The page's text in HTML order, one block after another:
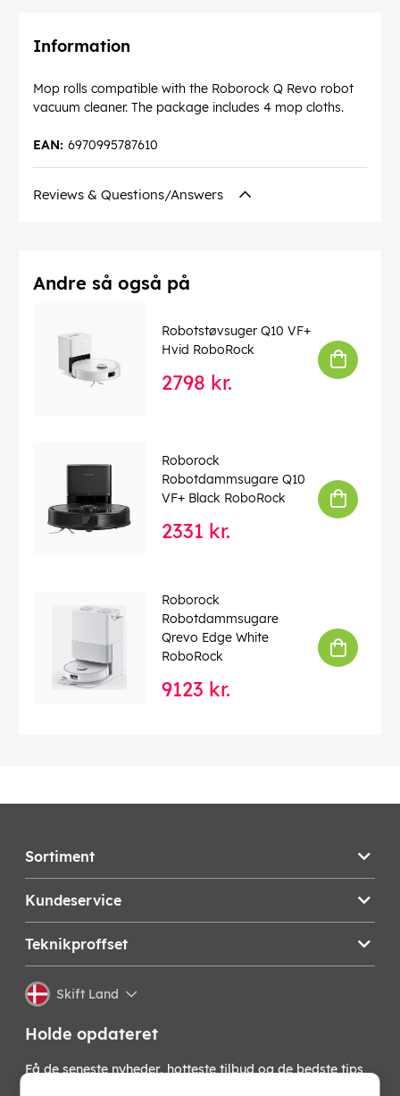
Information
Mop rolls compatible with the Roborock Q Revo robot
vacuum cleaner. The package includes 4 mop cloths.
6970995787610
EAN:
Reviews & Questions/Answers
Andre så også på
Robotstøvsuger Q10 VF+
Hvid RoboRock
2798 kr.
Roborock
Robotdammsugare Q10
VF+ Black RoboRock
2331 kr.
Roborock
Robotdammsugare
Qrevo Edge White
RoboRock
9123 kr.
Sortiment
Kundeservice
Teknikproffset
Skift Land
Holde opdateret
Få de seneste nyheder, hotteste tilbud og de bedste tips